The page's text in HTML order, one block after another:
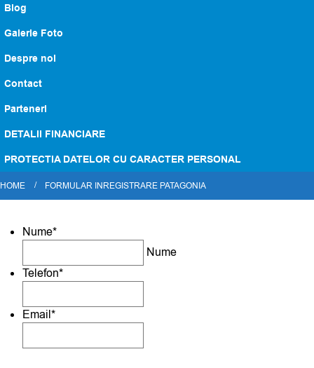
Blog
Galerie Foto
Despre noi
Contact
Parteneri
DETALII FINANCIARE
PROTECTIA DATELOR CU CARACTER PERSONAL
HOME FORMULAR INREGISTRARE PATAGONIA
Nume*
Nume
Telefon*
Email*